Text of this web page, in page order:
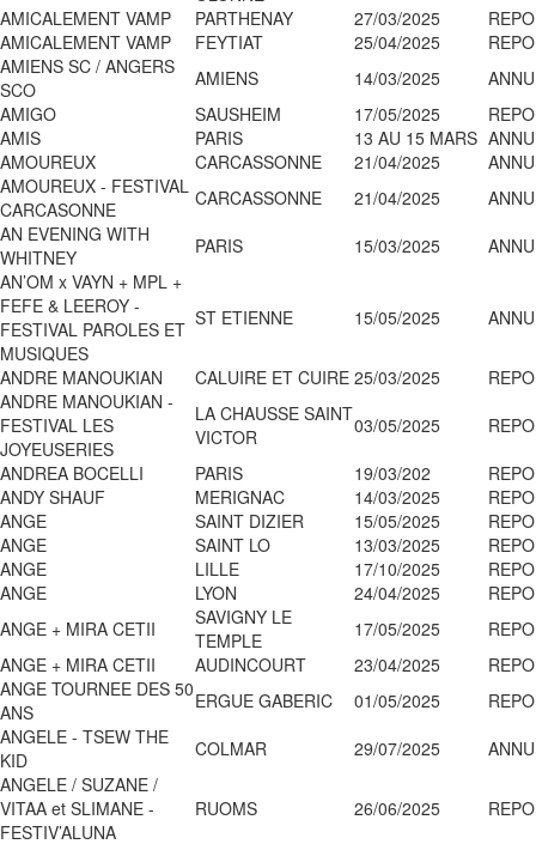
AMICALEMENT VAMP
PARTHENAY 27/03/2025
AMICALEMENT VAMP
FEYTIAT 25/04/2025
AMIENS SC / ANGERS
SCO
AMIENS 14/03/2025
AMIGO
SAUSHEIM 17/05/2025
AMIS
PARIS 13 AU 15 MARS
AMOUREUX
CARCASSONNE 21/04/2025
AMOUREUX - FESTIVAL
CARCASONNE
CARCASSONNE 21/04/2025
AN EVENING WITH
WHITNEY
PARIS 15/03/2025
AN’OM x VAYN + MPL +
FEFE & LEEROY -
FESTIVAL PAROLES ET
MUSIQUES
ST ETIENNE 15/05/2025
ANDRE MANOUKIAN CALUIRE ET CUIRE 25/03/2025
ANDRE MANOUKIAN -
FESTIVAL LES
JOYEUSERIES
LA CHAUSSE SAINT
VICTOR
03/05/2025
ANDREA BOCELLI
PARIS 19/03/202
ANDY SHAUF
MERIGNAC 14/03/2025
ANGE
SAINT DIZIER 15/05/2025
ANGE
SAINT LO 13/03/2025
ANGE
LILLE 17/10/2025
ANGE
LYON 24/04/2025
ANGE + MIRA CETII
SAVIGNY LE
TEMPLE
17/05/2025
ANGE + MIRA CETII
AUDINCOURT 23/04/2025
ANGE TOURNEE DES 50
ANS
ERGUE GABERIC 01/05/2025
ANGELE - TSEW THE
KID
COLMAR 29/07/2025
ANGELE / SUZANE /
VITAA et SLIMANE -
FESTIV’ALUNA
RUOMS 26/06/2025